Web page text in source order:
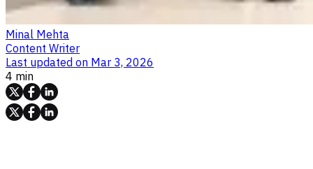
Minal Mehta
Content Writer
Last updated on Mar 3, 2026
4 min